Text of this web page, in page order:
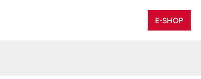
E-SHOP